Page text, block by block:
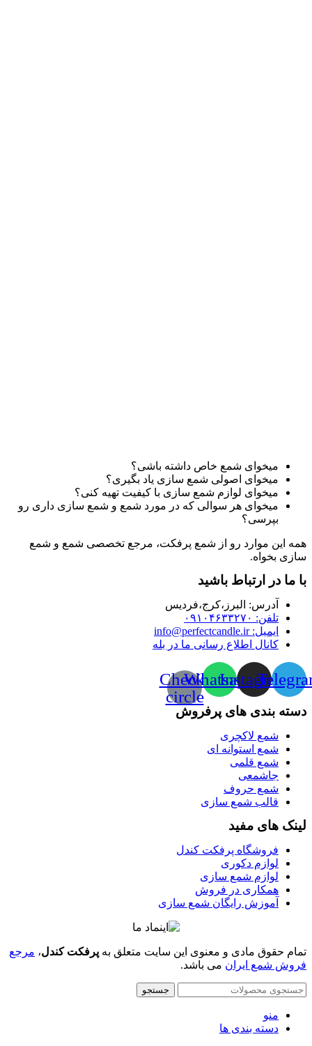
میخوای شمع خاص داشته باشی؟
میخوای اصولی شمع سازی یاد بگیری؟
میخوای لوازم شمع سازی با کیفیت تهیه کنی؟
میخوای هر سوالی که در مورد شمع و شمع سازی داری رو
بپرسی؟
همه این موارد رو از شمع پرفکت، مرجع تخصصی شمع و شمع
سازی بخواه.
با ما در ارتباط باشید
آدرس:‌ البرز،کرج،فردیس
تلفن: ۰۹۱۰۴۶۳۳۲۷۰
ایمیل: info@perfectcandle.ir
کانال اطلاع رسانی ما در بله
Instagram
Whatsapp
Check-
circle
دسته بندی های پرفروش
شمع لاکچری
شمع استوانه ای
شمع قلمی
جاشمعی
شمع حروف
قالب شمع سازی
لینک های مفید
فروشگاه پرفکت کندل
لوازم دکوری
لوازم شمع سازی
همکاری در فروش
آموزش رایگان شمع سازی
تمام حقوق مادی و معنوی این سایت متعلق به پرفکت کندل، مرجع
فروش شمع ایران می باشد.
جستجو
منو
دسته بندی ها